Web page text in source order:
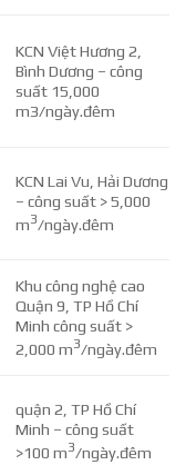
KCN Việt Hương 2,
Bình Dương – công
suất 15,000
m3/ngày.đêm
KCN Lai Vu, Hải Dương
– công suất > 5,000
m3/ngày.đêm
Khu công nghệ cao
Quận 9, TP Hồ Chí
Minh công suất >
2,000 m3/ngày.đêm
quận 2, TP Hồ Chí
Minh – công suất
>100 m3/ngày.đêm